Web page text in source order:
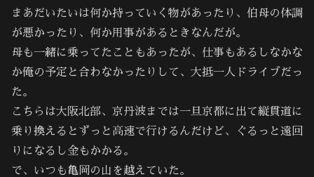
まあだいたいは何か持っていく物があったり、伯母の体調
が悪かったり、何か用事があるときなんだが。
母も一緒に乗ってたこともあったが、仕事もあるしなかな
か俺の予定と合わなかったりして、大抵一人ドライブだっ
た。
こちらは大阪北部、京丹波までは一旦京都に出て縦貫道に
乗り換えるとずっと高速で行けるんだけど、ぐるっと遠回
りになるし金もかかる。
で、いつも亀岡の山を越えていた。